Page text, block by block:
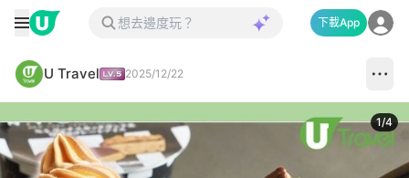
下載App
U Travel 2025/12/22
1/4